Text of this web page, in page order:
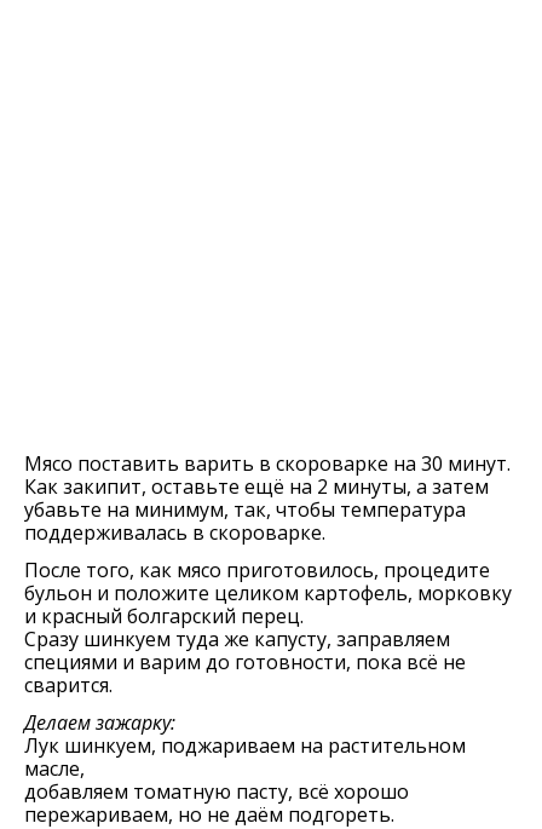
Мясо поставить варить в скороварке на 30 минут.
Как закипит, оставьте ещё на 2 минуты, а затем
убавьте на минимум, так, чтобы температура
поддерживалась в скороварке.
После того, как мясо приготовилось, процедите
бульон и положите целиком картофель, морковку
и красный болгарский перец.
Сразу шинкуем туда же капусту, заправляем
специями и варим до готовности, пока всё не
сварится.
Делаем зажарку:
Лук шинкуем, поджариваем на растительном
масле,
добавляем томатную пасту, всё хорошо
пережариваем, но не даём подгореть.